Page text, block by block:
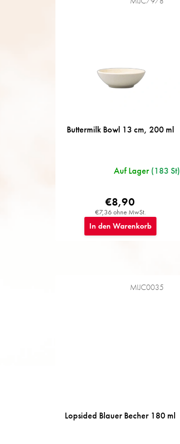
Buttermilk Bowl 13 cm, 200 ml
Auf Lager (183 St)
€7,36 ohne MwSt.
€8,90
In den Warenkorb
Lopsided Blauer Becher 180 ml
MIJC0035